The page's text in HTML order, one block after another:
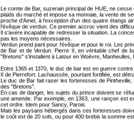
Le comte de Bar, suzerain principal de HUE, ne
plaids du marché et impose sa monnaie, la vente de
proche d'Amel, à l'exception d'un des quatre étangs
l'évêque de verdun. Ce premier accroc vient des
Il s'avère incapable de redresser la situation. La
pas les moyens nécessaires.
Verdun prend parti pour l'évêque et pour le roi. Les
de Bar et de Verdun. Pierre II, en véritable chef de
"Bretons" s'installent à Latour en Woëvre,
Entre 1365 et 1370, le duc de bar est en guerre
II de Pierrefort. Lachaussée, pourtant fortifiée, est
Le duc de Bar fait raser les forteresses de
des "Bretons".
En cas de danger, les sujets du prince doivent se
une amende. Par exemple, en 1363, une rançon est
cet ordre. Idem pour Sancy, Parois.
Mais les paysans hébergés dans ces forteresses
le coût est de 20 sols, ou pour 400 brebis la somme